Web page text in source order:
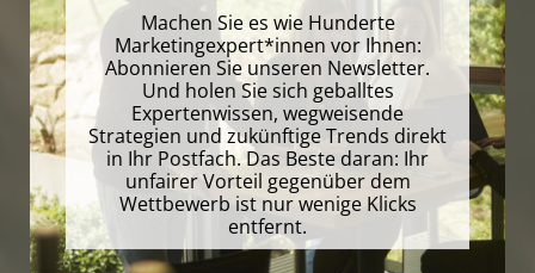
Machen Sie es wie Hunderte
Marketingexpert*innen vor Ihnen:
Abonnieren Sie unseren Newsletter.
Und holen Sie sich geballtes
Expertenwissen, wegweisende
Strategien und zukünftige Trends direkt
in Ihr Postfach. Das Beste daran: Ihr
unfairer Vorteil gegenüber dem
Wettbewerb ist nur wenige Klicks
entfernt.